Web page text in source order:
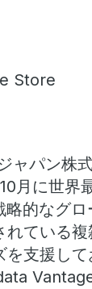
Store
ャパン株
月に世界
略的なグロ
れている複
を支援して